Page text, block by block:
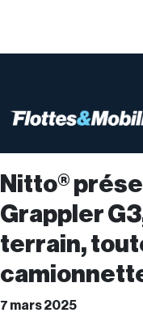
Nitto®
Grappler
terrain,
7 mars 2025